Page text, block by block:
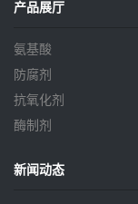
产品展厅
氨基酸
防腐剂
抗氧化剂
酶制剂
新闻动态